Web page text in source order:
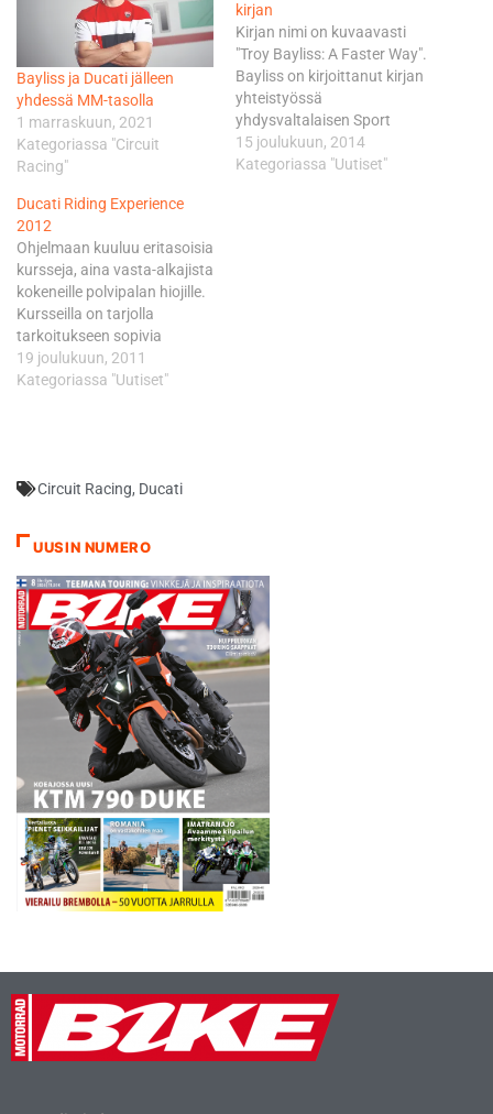
Bayliss ja Ducati jälleen
yhdessä MM-tasolla
1 marraskuun, 2021
Kategoriassa "Circuit
Racing"
kirjan
Kirjan nimi on kuvaavasti
"Troy Bayliss: A Faster Way".
Bayliss on kirjoittanut kirjan
yhteistyössä
yhdysvaltalaisen Sport
Riders-lehden toimittajan
Andrew Trevitt'in kanssa.
15 joulukuun, 2014
Kategoriassa "Uutiset"
Ducati Riding Experience
2012
Ohjelmaan kuuluu eritasoisia
kursseja, aina vasta-alkajista
kokeneille polvipalan hiojille.
Kursseilla on tarjolla
tarkoitukseen sopivia
Ducatin malleja. Aloittelijoille
suunnatussa kurssissa
taitojen kehittäminen
parantamiseksi. Näillä
kursseilla oppilaat pääsevät
ajamaan Hypermotard
796:lla, Monster 1100:lla ja
Multistrada 1200:lla. Rata-
ajoon suuntautuneissa
Racing 1…
19 joulukuun, 2011
Kategoriassa "Uutiset"
Circuit Racing, Ducati
UUSIN NUMERO